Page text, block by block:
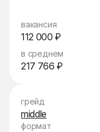
вакансия
112 000 ₽
в среднем
217 766 ₽
грейд
middle
формат